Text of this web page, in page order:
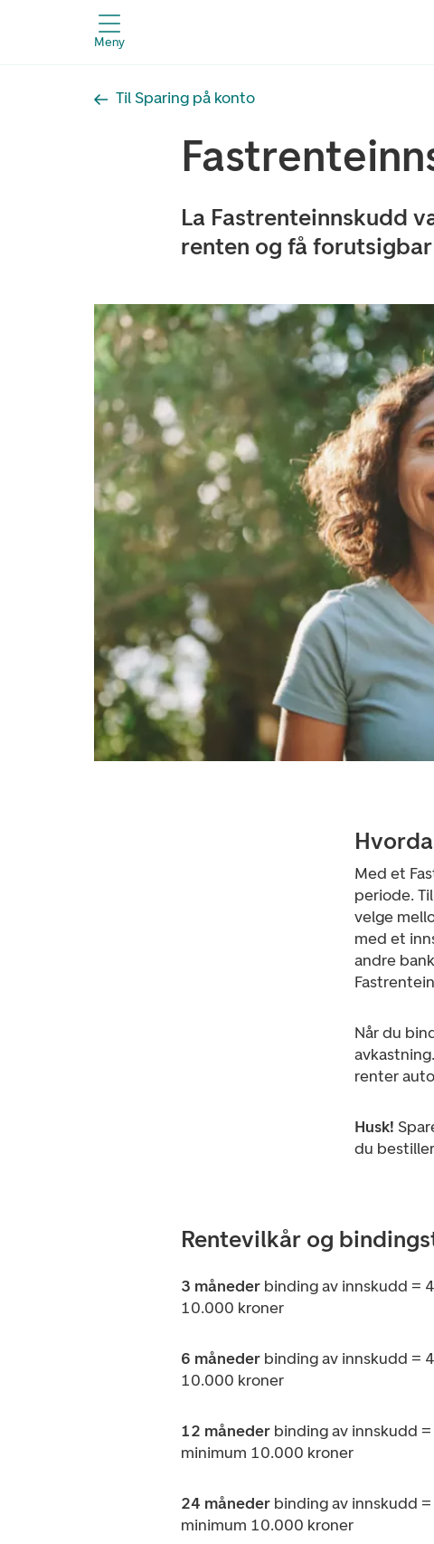
Meny
Til Sparing på konto
La Fastrenteinnskudd
renten og få
Med et
periode.
velge
med et
andre
Når du
avkastning.
renter
Husk!
du
Rentevilkår og
3 måneder binding av innskudd =
10.000 kroner
6 måneder binding av innskudd =
10.000 kroner
12 måneder binding av innskudd =
minimum 10.000 kroner
24 måneder binding av innskudd =
minimum 10.000 kroner